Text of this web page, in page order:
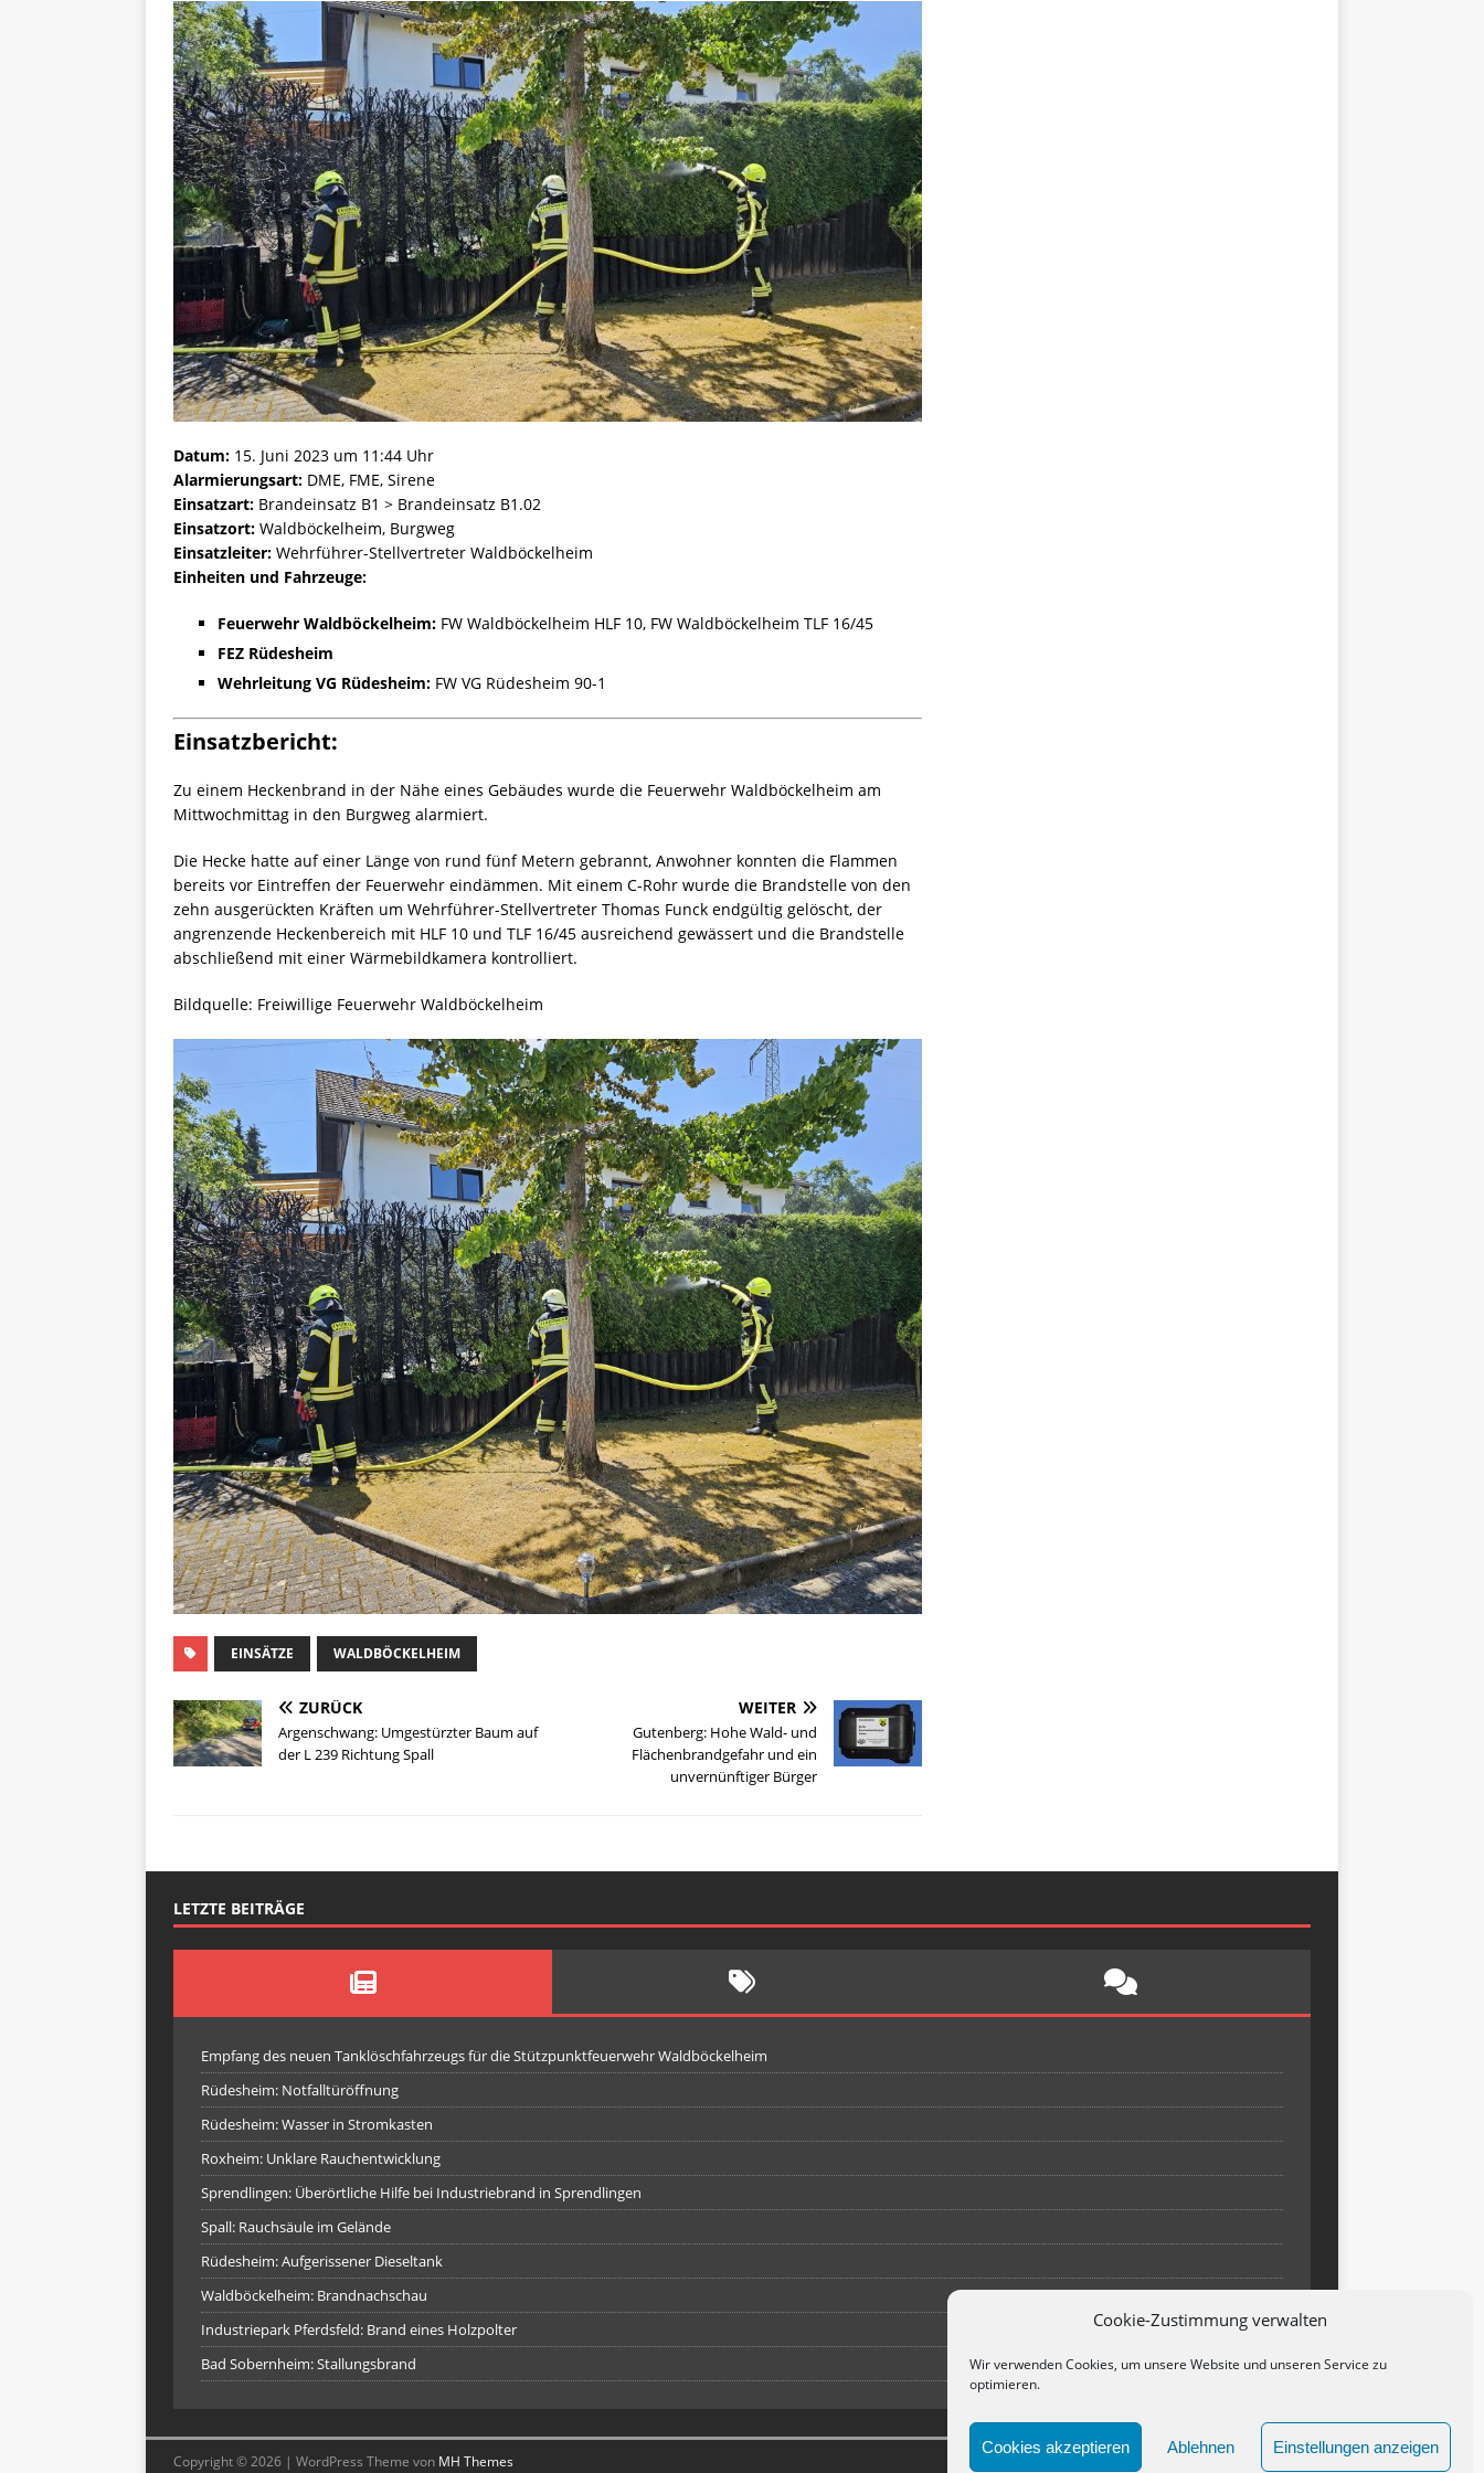
Cookie-Zustimmung verwalten
Wir verwenden Cookies, um unsere Website und unseren Service zu
optimieren.
Cookies akzeptieren Ablehnen Einstellungen anzeigen
Datum: 15. Juni 2023 um 11:44 Uhr
Alarmierungsart: DME, FME, Sirene
Einsatzart: Brandeinsatz B1 > Brandeinsatz B1.02
Einsatzort: Waldböckelheim, Burgweg
Einsatzleiter: Wehrführer-Stellvertreter Waldböckelheim
Einheiten und Fahrzeuge:
Feuerwehr Waldböckelheim: FW Waldböckelheim HLF 10, FW Waldböckelheim TLF 16/45
FEZ Rüdesheim
Wehrleitung VG Rüdesheim: FW VG Rüdesheim 90-1
Einsatzbericht:
Zu einem Heckenbrand in der Nähe eines Gebäudes wurde die Feuerwehr Waldböckelheim am
Mittwochmittag in den Burgweg alarmiert.
Die Hecke hatte auf einer Länge von rund fünf Metern gebrannt, Anwohner konnten die Flammen
bereits vor Eintreffen der Feuerwehr eindämmen. Mit einem C-Rohr wurde die Brandstelle von den
zehn ausgerückten Kräften um Wehrführer-Stellvertreter Thomas Funck endgültig gelöscht, der
angrenzende Heckenbereich mit HLF 10 und TLF 16/45 ausreichend gewässert und die Brandstelle
abschließend mit einer Wärmebildkamera kontrolliert.
Bildquelle: Freiwillige Feuerwehr Waldböckelheim
EINSÄTZE WALDBÖCKELHEIM
ZURÜCK
Argenschwang: Umgestürzter Baum auf
der L 239 Richtung Spall
WEITER
Gutenberg: Hohe Wald- und
Flächenbrandgefahr und ein
unvernünftiger Bürger
LETZTE BEITRÄGE
Empfang des neuen Tanklöschfahrzeugs für die Stützpunktfeuerwehr Waldböckelheim
Rüdesheim: Notfalltüröffnung
Rüdesheim: Wasser in Stromkasten
Roxheim: Unklare Rauchentwicklung
Sprendlingen: Überörtliche Hilfe bei Industriebrand in Sprendlingen
Spall: Rauchsäule im Gelände
Rüdesheim: Aufgerissener Dieseltank
Waldböckelheim: Brandnachschau
Industriepark Pferdsfeld: Brand eines Holzpolter
Bad Sobernheim: Stallungsbrand
Copyright © 2026 | WordPress Theme von MH Themes